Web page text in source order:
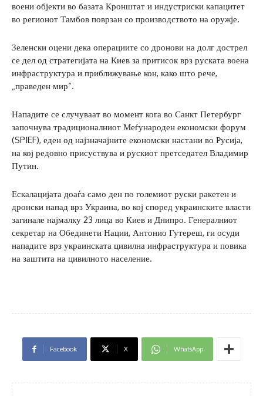
воени објекти во базата Кронштат и индустриски капацитет
во регионот Тамбов поврзан со производството на оружје.
Зеленски оцени дека операциите со дронови на долг дострел
се дел од стратегијата на Киев за притисок врз руската воена
инфраструктура и приближување кон, како што рече,
„праведен мир“.
Нападите се случуваат во момент кога во Санкт Петербург
започнува традиционалниот Меѓународен економски форум
(SPIEF), еден од најзначајните економски настани во Русија,
на кој редовно присуствува и рускиот претседател Владимир
Путин.
Ескалацијата доаѓа само ден по големиот руски ракетен и
дронски напад врз Украина, во кој според украинските власти
загинале најмалку 23 лица во Киев и Днипро. Генералниот
секретар на Обединети Нации, Антонио Гутереш, ги осуди
нападите врз украинската цивилна инфраструктура и повика
на заштита на цивилното население.
Facebook X WhatsApp